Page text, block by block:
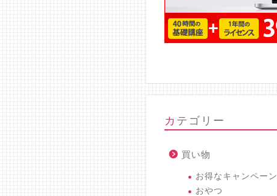
カテゴリー
買い物
お得なキャンペーン
おやつ